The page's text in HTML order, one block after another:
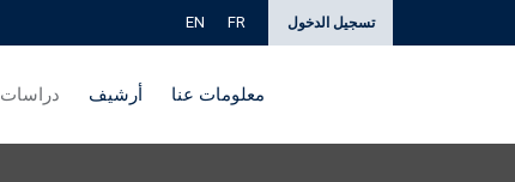
EN FR تسجيل الدخول
معلومات عنا أرشيف دراسات